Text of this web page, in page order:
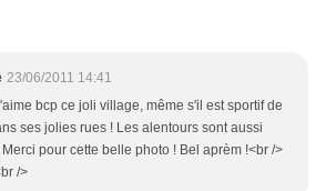
23/06/2011 14:41
bcp ce joli village, même s'il est sportif de
ses jolies rues ! Les alentours sont aussi
pour cette belle photo ! Bel aprèm !<br />
/>